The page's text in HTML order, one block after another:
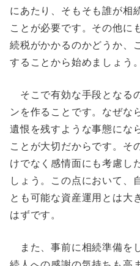
にあたり、そもそも誰が相
ことが必要です。その他に
続税がかかるのかどうか、
することから始めましょう。
そこで有効な手段となる
ンを作ることです。なぜな
遺恨を残すような事態にな
ことが大切だからです。そ
けでなく感情面にも考慮し
しょう。この点において、
とも可能な資産運用とは大
はずです。
また、事前に相続準備を